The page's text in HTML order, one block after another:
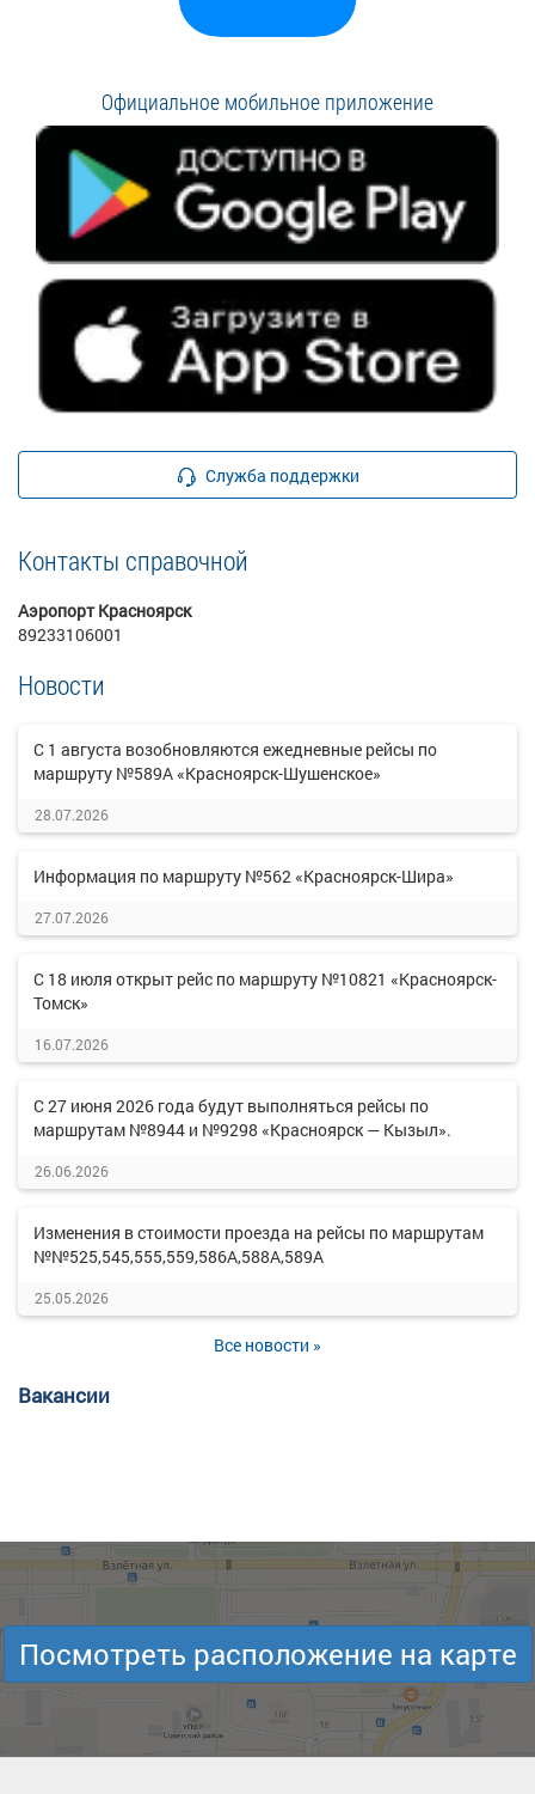
Официальное мобильное приложение
Служба поддержки
Контакты справочной
Аэропорт Красноярск
89233106001
Новости
С 1 августа возобновляются ежедневные рейсы по
маршруту №589А «Красноярск-Шушенское»
28.07.2026
Информация по маршруту №562 «Красноярск-Шира»
27.07.2026
С 18 июля открыт рейс по маршруту №10821 «Красноярск-
Томск»
16.07.2026
С 27 июня 2026 года будут выполняться рейсы по
маршрутам №8944 и №9298 «Красноярск — Кызыл».
26.06.2026
Изменения в стоимости проезда на рейсы по маршрутам
№№525,545,555,559,586А,588А,589А
25.05.2026
Все новости »
Вакансии
Посмотреть расположение на карте